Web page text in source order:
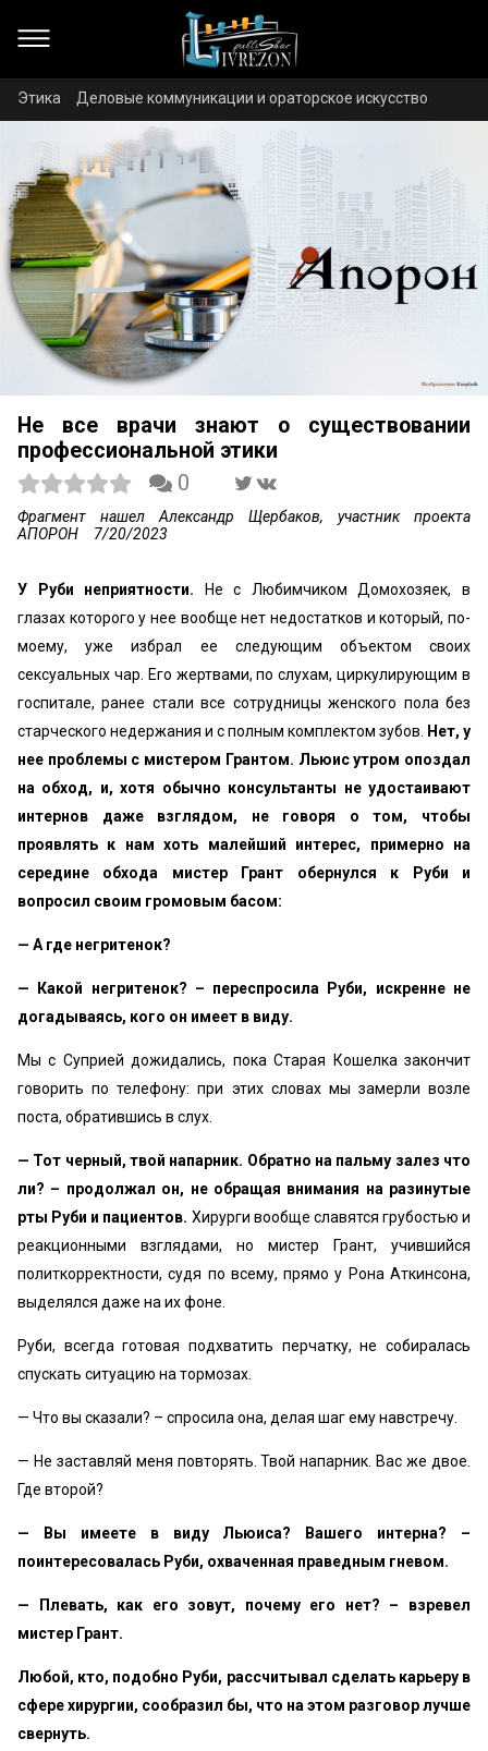
Этика Деловые коммуникации и ораторское искусство
Не все врачи знают о существовании
профессиональной этики
0
Фрагмент нашел Александр Щербаков, участник проекта
АПОРОН
7/20/2023
У Руби неприятности.
Не с Любимчиком Домохозяек, в
глазах которого у нее вообще нет недостатков и который, по-
моему, уже избрал ее следующим объектом своих
сексуальных чар. Его жертвами, по слухам, циркулирующим в
госпитале, ранее стали все сотрудницы женского пола без
старческого недержания и с полным комплектом зубов.
Нет, у
нее проблемы с мистером Грантом. Льюис утром опоздал
на обход, и, хотя обычно консультанты не удостаивают
интернов даже взглядом, не говоря о том, чтобы
проявлять к нам хоть малейший интерес, примерно на
середине обхода мистер Грант обернулся к Руби и
вопросил своим громовым басом:
— А где негритенок?
— Какой негритенок? – переспросила Руби, искренне не
догадываясь, кого он имеет в виду.
Мы с Суприей дожидались, пока Старая Кошелка закончит
говорить по телефону: при этих словах мы замерли возле
поста, обратившись в слух.
— Тот черный, твой напарник. Обратно на пальму залез что
ли? – продолжал он, не обращая внимания на разинутые
рты Руби и пациентов. Хирурги вообще славятся грубостью и
реакционными взглядами, но мистер Грант, учившийся
политкорректности, судя по всему, прямо у Рона Аткинсона,
выделялся даже на их фоне.
Руби, всегда готовая подхватить перчатку, не собиралась
спускать ситуацию на тормозах.
— Что вы сказали? – спросила она, делая шаг ему навстречу.
— Не заставляй меня повторять. Твой напарник. Вас же двое.
Где второй?
— Вы имеете в виду Льюиса? Вашего интерна? –
поинтересовалась Руби, охваченная праведным гневом.
— Плевать, как его зовут, почему его нет? – взревел
мистер Грант.
Любой, кто, подобно Руби, рассчитывал сделать карьеру в
сфере хирургии, сообразил бы, что на этом разговор лучше
свернуть.